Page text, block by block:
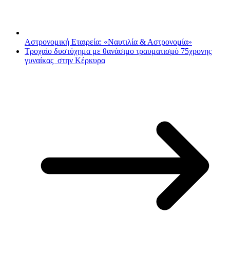
Αστρονομική Εταιρεία: «Ναυτιλία & Αστρονομία»
Τροχαίο δυστύχημα με θανάσιμο τραυματισμό 75χρονης
γυναίκας στην Κέρκυρα